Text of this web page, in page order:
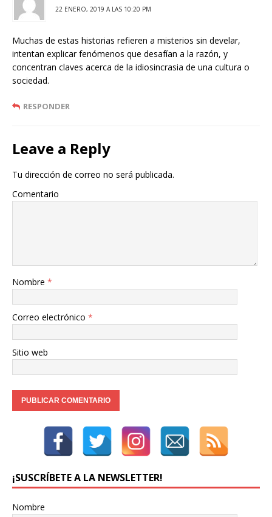
22 ENERO, 2019 A LAS 10:20 PM
Muchas de estas historias refieren a misterios sin develar,
intentan explicar fenómenos que desafían a la razón, y
concentran claves acerca de la idiosincrasia de una cultura o
sociedad.
RESPONDER
Leave a Reply
Tu dirección de correo no será publicada.
Comentario
Nombre *
Correo electrónico *
Sitio web
¡SUSCRÍBETE A LA NEWSLETTER!
Nombre